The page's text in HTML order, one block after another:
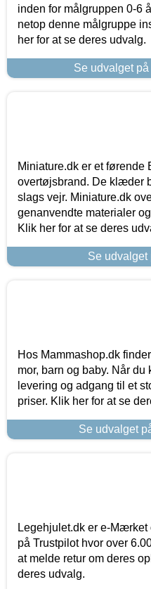
inden for målgruppen 0-6
netop denne målgruppe
her for at se deres udvalg.
Se udvalget
Miniature.dk er et førende
overtøjsbrand. De klæder
slags vejr. Miniature.dk
genanvendte materialer
Klik her for at se deres
Se udvalget
Hos Mammashop.dk
mor, barn og baby. Når
levering og adgang til et
priser. Klik her for at se
Se udvalget
Legehjulet.dk er e-
på Trustpilot hvor over
at melde retur om deres
deres udvalg.